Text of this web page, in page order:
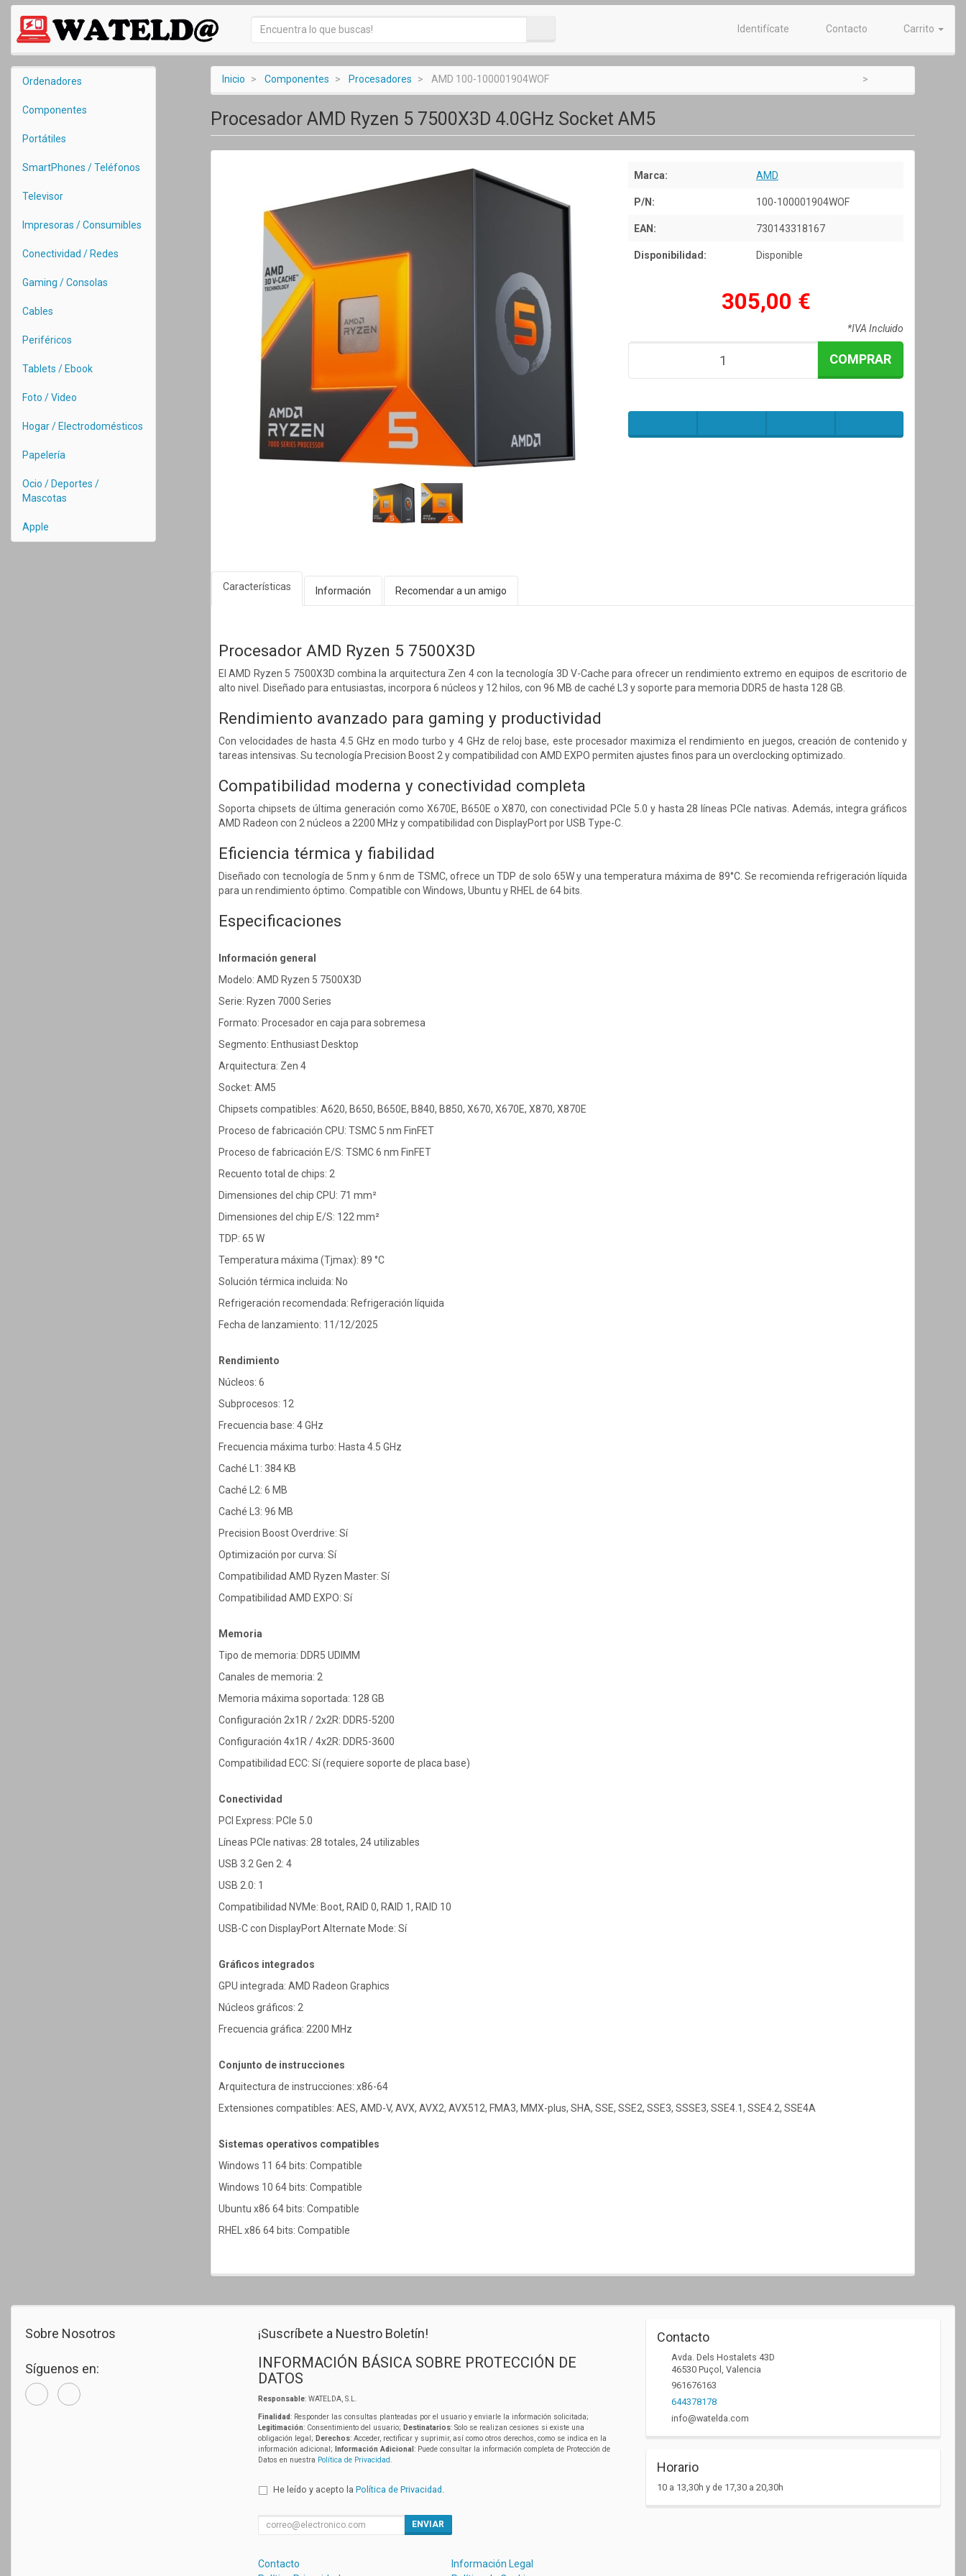
Identifícate Contacto Carrito
Ordenadores
Componentes
Portátiles
SmartPhones / Teléfonos
Televisor
Impresoras / Consumibles
Conectividad / Redes
Gaming / Consolas
Cables
Periféricos
Tablets / Ebook
Foto / Video
Hogar / Electrodomésticos
Papelería
Ocio / Deportes /
Mascotas
Apple
Inicio Componentes Procesadores AMD 100-100001904WOF
Procesador AMD Ryzen 5 7500X3D 4.0GHz Socket AM5
Marca: AMD
P/N: 100-100001904WOF
EAN: 730143318167
Disponibilidad: Disponible
305,00 €
*IVA Incluido
COMPRAR
Características Información Recomendar a un amigo
Procesador AMD Ryzen 5 7500X3D
El AMD Ryzen 5 7500X3D combina la arquitectura Zen 4 con la tecnología 3D V-Cache para ofrecer un rendimiento extremo en equipos de escritorio de
alto nivel. Diseñado para entusiastas, incorpora 6 núcleos y 12 hilos, con 96 MB de caché L3 y soporte para memoria DDR5 de hasta 128 GB.
Rendimiento avanzado para gaming y productividad
Con velocidades de hasta 4.5 GHz en modo turbo y 4 GHz de reloj base, este procesador maximiza el rendimiento en juegos, creación de contenido y
tareas intensivas. Su tecnología Precision Boost 2 y compatibilidad con AMD EXPO permiten ajustes finos para un overclocking optimizado.
Compatibilidad moderna y conectividad completa
Soporta chipsets de última generación como X670E, B650E o X870, con conectividad PCIe 5.0 y hasta 28 líneas PCIe nativas. Además, integra gráficos
AMD Radeon con 2 núcleos a 2200 MHz y compatibilidad con DisplayPort por USB Type-C.
Eficiencia térmica y fiabilidad
Diseñado con tecnología de 5 nm y 6 nm de TSMC, ofrece un TDP de solo 65W y una temperatura máxima de 89°C. Se recomienda refrigeración líquida
para un rendimiento óptimo. Compatible con Windows, Ubuntu y RHEL de 64 bits.
Especificaciones
Información general
Modelo: AMD Ryzen 5 7500X3D
Serie: Ryzen 7000 Series
Formato: Procesador en caja para sobremesa
Segmento: Enthusiast Desktop
Arquitectura: Zen 4
Socket: AM5
Chipsets compatibles: A620, B650, B650E, B840, B850, X670, X670E, X870, X870E
Proceso de fabricación CPU: TSMC 5 nm FinFET
Proceso de fabricación E/S: TSMC 6 nm FinFET
Recuento total de chips: 2
Dimensiones del chip CPU: 71 mm²
Dimensiones del chip E/S: 122 mm²
TDP: 65 W
Temperatura máxima (Tjmax): 89 °C
Solución térmica incluida: No
Refrigeración recomendada: Refrigeración líquida
Fecha de lanzamiento: 11/12/2025
Rendimiento
Núcleos: 6
Subprocesos: 12
Frecuencia base: 4 GHz
Frecuencia máxima turbo: Hasta 4.5 GHz
Caché L1: 384 KB
Caché L2: 6 MB
Caché L3: 96 MB
Precision Boost Overdrive: Sí
Optimización por curva: Sí
Compatibilidad AMD Ryzen Master: Sí
Compatibilidad AMD EXPO: Sí
Memoria
Tipo de memoria: DDR5 UDIMM
Canales de memoria: 2
Memoria máxima soportada: 128 GB
Configuración 2x1R / 2x2R: DDR5-5200
Configuración 4x1R / 4x2R: DDR5-3600
Compatibilidad ECC: Sí (requiere soporte de placa base)
Conectividad
PCI Express: PCIe 5.0
Líneas PCIe nativas: 28 totales, 24 utilizables
USB 3.2 Gen 2: 4
USB 2.0: 1
Compatibilidad NVMe: Boot, RAID 0, RAID 1, RAID 10
USB-C con DisplayPort Alternate Mode: Sí
Gráficos integrados
GPU integrada: AMD Radeon Graphics
Núcleos gráficos: 2
Frecuencia gráfica: 2200 MHz
Conjunto de instrucciones
Arquitectura de instrucciones: x86-64
Extensiones compatibles: AES, AMD-V, AVX, AVX2, AVX512, FMA3, MMX-plus, SHA, SSE, SSE2, SSE3, SSSE3, SSE4.1, SSE4.2, SSE4A
Sistemas operativos compatibles
Windows 11 64 bits: Compatible
Windows 10 64 bits: Compatible
Ubuntu x86 64 bits: Compatible
RHEL x86 64 bits: Compatible
Sobre Nosotros
Síguenos en:
¡Suscríbete a Nuestro Boletín!
INFORMACIÓN BÁSICA SOBRE PROTECCIÓN DE
DATOS
Responsable: WATELDA, S.L.
Finalidad: Responder las consultas planteadas por el usuario y enviarle la información solicitada;
Legitimación: Consentimiento del usuario; Destinatarios: Solo se realizan cesiones si existe una
obligación legal; Derechos: Acceder, rectificar y suprimir, así como otros derechos, como se indica en la
información adicional;
Información Adicional : Puede consultar la información completa de Protección de
Datos en nuestra Política de Privacidad.
He leído y acepto la Política de Privacidad .
ENVIAR
Contacto
Información Legal
Contacto
Avda. Dels Hostalets 43D
46530 Puçol , Valencia
961676163
644378178
info@watelda.com
Horario
10 a 13,30h y de 17,30 a 20,30h